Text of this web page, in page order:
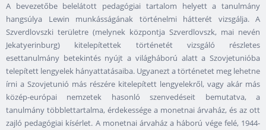
A bevezetőbe belelátott pedagógiai tartalom helyett a tanulmány
hangsúlya Lewin munkásságának történelmi hátterét vizsgálja. A
Szverdlovszki területre (melynek központja Szverdlovszk, mai nevén
Jekatyerinburg) kitelepítettek történetét vizsgáló részletes
esettanulmány betekintés nyújt a világháború alatt a Szovjetunióba
telepített lengyelek hányattatásaiba. Ugyanezt a történetet meg lehetne
írni a Szovjetunió más részére kitelepített lengyelekről, vagy akár más
közép-európai nemzetek hasonló szenvedéseit bemutatva, a
tanulmány többlettartalma, érdekessége a monetnai árvaház, és az ott
zajló pedagógiai kísérlet. A monetnai árvaház a háború vége felé, 1944-